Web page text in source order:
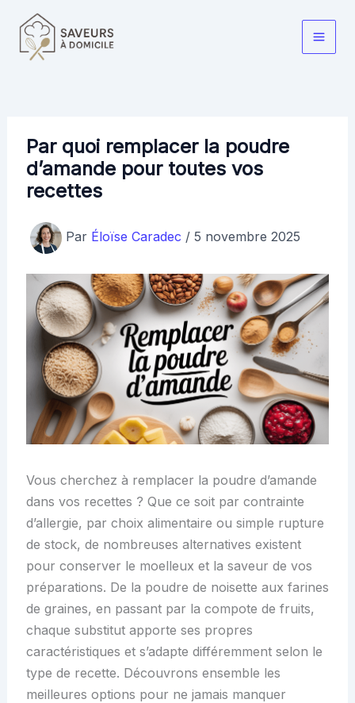
contenu
Main
Par quoi remplacer la poudre
d’amande pour toutes vos
recettes
Par Éloïse Caradec / 5 novembre 2025
Vous cherchez à remplacer la poudre d’amande
dans vos recettes ? Que ce soit par contrainte
d’allergie, par choix alimentaire ou simple rupture
de stock, de nombreuses alternatives existent
pour conserver le moelleux et la saveur de vos
préparations. De la poudre de noisette aux farines
de graines, en passant par la compote de fruits,
chaque substitut apporte ses propres
caractéristiques et s’adapte différemment selon le
type de recette. Découvrons ensemble les
meilleures options pour ne jamais manquer